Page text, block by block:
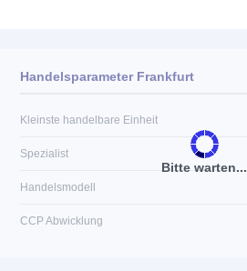
Bitte warten...
Handelsparameter Frankfurt
Kleinste handelbare Einheit
Spezialist
Handelsmodell
CCP Abwicklung